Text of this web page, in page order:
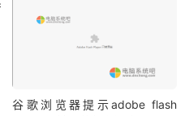
谷歌浏览器提示adobe flash